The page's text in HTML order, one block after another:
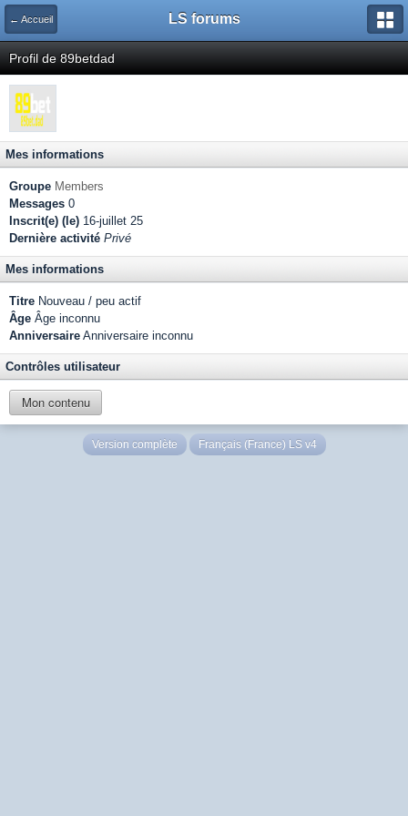
← Accueil LS forums
Profil de 89betdad
Mes informations
Groupe Members
Messages 0
Inscrit(e) (le) 16-juillet 25
Dernière activité Privé
Mes informations
Titre Nouveau / peu actif
Âge Âge inconnu
Anniversaire Anniversaire inconnu
Contrôles utilisateur
Mon contenu
Version complète Français (France) LS v4